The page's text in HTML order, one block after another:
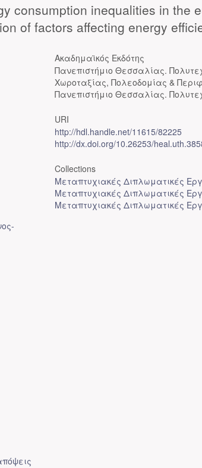
consumption inequalities in the
of factors affecting energy
Ακαδημαϊκός Εκδότης
Πανεπιστήμιο Θεσσαλίας.
Χωροταξίας, Πολεοδομίας &
Πανεπιστήμιο Θεσσαλίας.
URI
http://hdl.handle.net/11615/82225
http://dx.doi.org/10.26253/
Collections
Μεταπτυχιακές Διπλωματικές
Μεταπτυχιακές Διπλωματικές
Μεταπτυχιακές Διπλωματικές